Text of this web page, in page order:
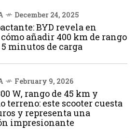
December 24, 2025
BYD revela en
añadir 400 km de rango
minutos de carga
February 9, 2026
W, rango de 45 km y
terreno: este scooter cuesta
y representa una
impresionante